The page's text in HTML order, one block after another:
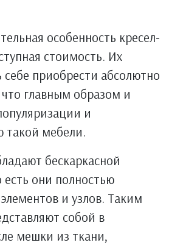
особенность кресел-
стоимость. Их
приобрести абсолютно
главным образом и
и
такой мебели.
бескаркасной
есть они полностью
и узлов. Таким
собой в
мешки из ткани,